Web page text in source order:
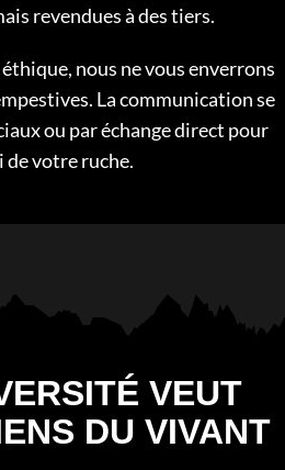
revendues à des tiers.
nous ne vous enverrons
La communication se
ou par échange direct pour
de votre ruche.
VEUT
DU VIVANT